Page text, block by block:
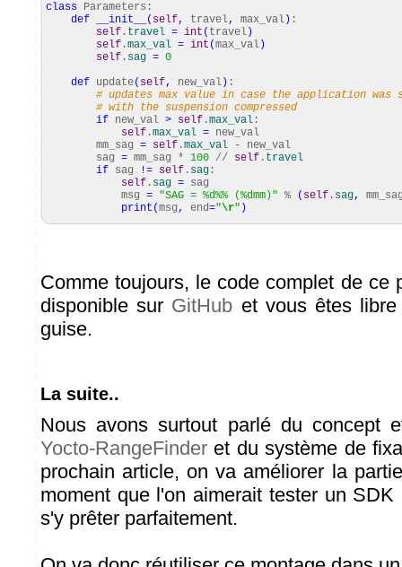
class Parameters:
def
__init__ ( self, travel, max_val ) :
self . travel = int ( travel )
self .max_val = int (max_val )
self . sag = 0
def update( self, new_val ) :
# updates max value in case the application was
# with the suspension compressed
if new_val > self .max_val :
self .max_val = new_val
mm_sag = self .max_val - new_val
sag = mm_sag * 100 // self . travel
if sag != self . sag :
self . sag = sag
msg = "SAG = %d%% (%dmm)" % ( self . sag,
print (msg, end="\r" )
Comme toujours, le code complet de ce
disponible sur GitHub et vous êtes
guise.
La suite..
Nous avons surtout parlé du concept
Yocto-RangeFinder et du système de
prochain article, on va améliorer la
moment que l'on aimerait tester un
s'y prêter parfaitement.